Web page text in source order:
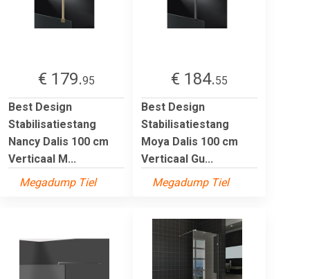
€ 179.95
Best Design
Stabilisatiestang
Nancy Dalis 100 cm
Verticaal M...
Megadump Tiel
€ 184.55
Best Design
Stabilisatiestang
Moya Dalis 100 cm
Verticaal Gu...
Megadump Tiel